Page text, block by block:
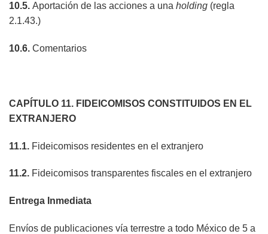
10.5. Aportación de las acciones a una holding (regla
2.1.43.)
10.6. Comentarios
CAPÍTULO 11. FIDEICOMISOS CONSTITUIDOS EN EL
EXTRANJERO
11.1. Fideicomisos residentes en el extranjero
11.2. Fideicomisos transparentes fiscales en el extranjero
Entrega Inmediata
Envíos de publicaciones vía terrestre a todo México de 5 a